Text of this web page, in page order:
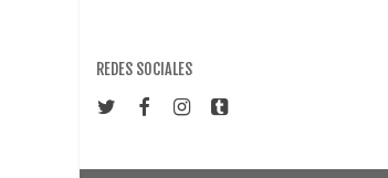
REDES SOCIALES